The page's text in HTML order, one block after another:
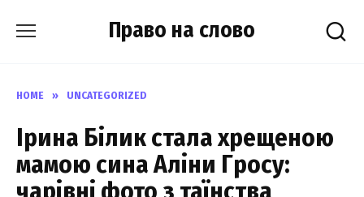
Право на слово
HOME » UNCATEGORIZED
Ірина Білик стала хрещеною
мамою сина Аліни Гросу:
чарівні фото з таїнства